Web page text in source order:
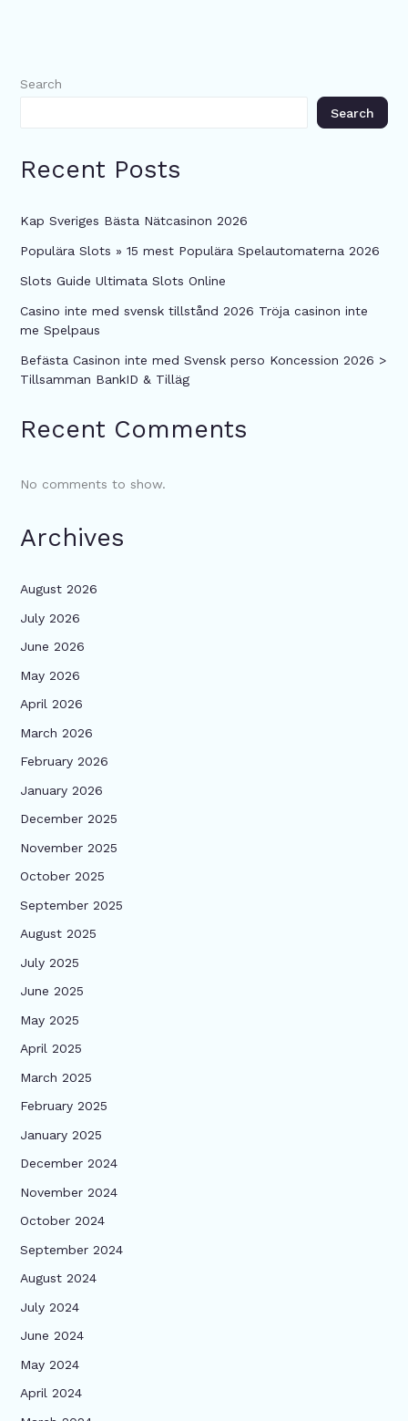
номер
связь
с
Search
Search
Recent Posts
Kap Sveriges Bästa Nätcasinon 2026
Populära Slots » 15 mest Populära Spelautomaterna 2026
Slots Guide Ultimata Slots Online
Casino inte med svensk tillstånd 2026 Tröja casinon inte
me Spelpaus
Befästa Casinon inte med Svensk perso Koncession 2026 >
Tillsamman BankID & Tilläg
Recent Comments
No comments to show.
Archives
August 2026
July 2026
June 2026
May 2026
April 2026
March 2026
February 2026
January 2026
December 2025
November 2025
October 2025
September 2025
August 2025
July 2025
June 2025
May 2025
April 2025
March 2025
February 2025
January 2025
December 2024
November 2024
October 2024
September 2024
August 2024
July 2024
June 2024
May 2024
April 2024